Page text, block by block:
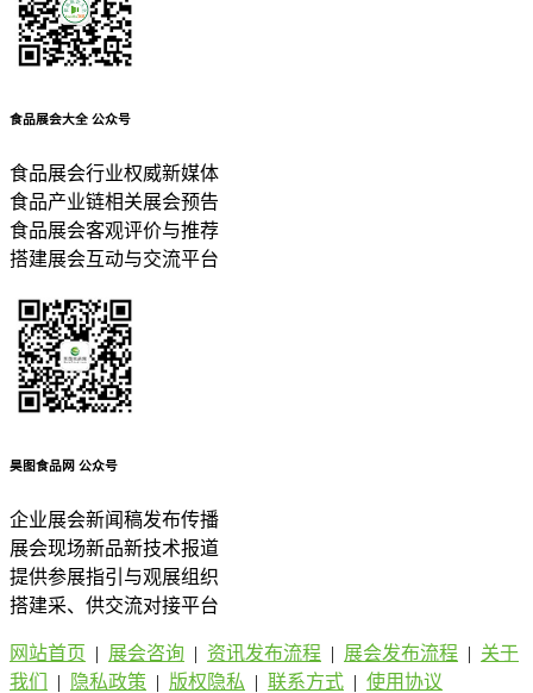
食品展会大全 公众号
食品展会行业权威新媒体
食品产业链相关展会预告
食品展会客观评价与推荐
搭建展会互动与交流平台
昊图食品网 公众号
企业展会新闻稿发布传播
展会现场新品新技术报道
提供参展指引与观展组织
搭建采、供交流对接平台
网站首页 | 展会咨询 | 资讯发布流程 | 展会发布流程 | 关于
我们
| 隐私政策 | 版权隐私 | 联系方式 | 使用协议